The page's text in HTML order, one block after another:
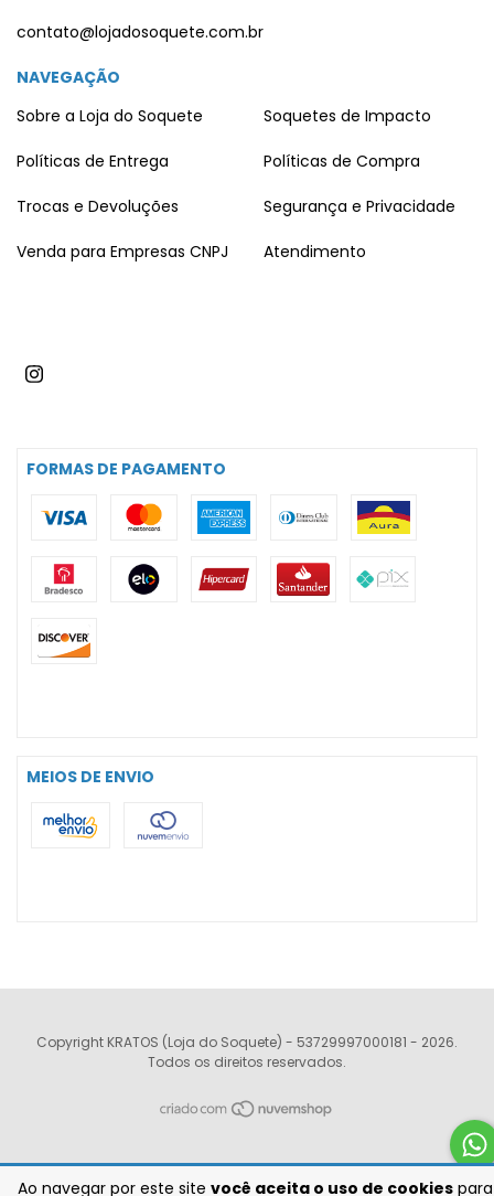
Ao navegar por este site você aceita o uso de cookies para
NAVEGAÇÃO
Sobre a Loja do Soquete
Soquetes de Impacto
Políticas de Entrega Políticas de Compra
Trocas e Devoluções Segurança e Privacidade
Venda para Empresas CNPJ Atendimento
contato@lojadosoquete.com.br
FORMAS DE PAGAMENTO
MEIOS DE ENVIO
Copyright KRATOS (Loja do Soquete) - 53729997000181 - 2026.
Todos os direitos reservados.